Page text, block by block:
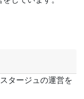
タージュの運営を